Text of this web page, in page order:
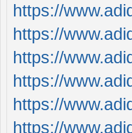
https://
https://
https://
https://
https://
https://